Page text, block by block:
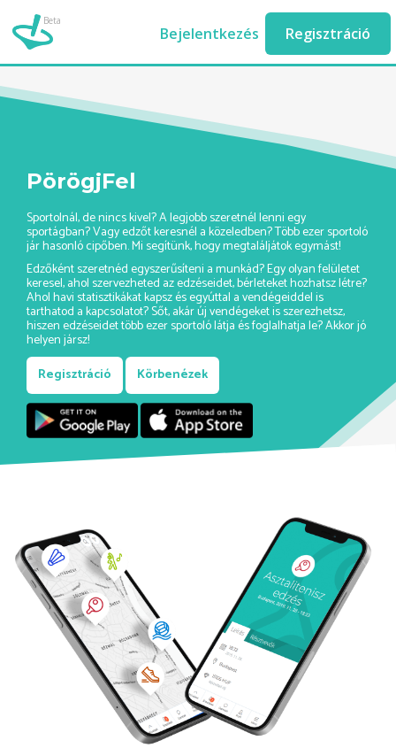
Beta
Bejelentkezés Regisztráció
korcsolya-verseny-
PörögjFel
Sportolnál, de nincs kivel? A legjobb szeretnél lenni egy
sportágban? Vagy edzőt keresnél a közeledben? Több ezer sportoló
jár hasonló cipőben. Mi segítünk, hogy megtaláljátok egymást!
Edzőként szeretnéd egyszerűsíteni a munkád? Egy olyan felületet
keresel, ahol szervezheted az edzéseidet, bérleteket hozhatsz létre?
Ahol havi statisztikákat kapsz és egyúttal a vendégeiddel is
tarthatod a kapcsolatot? Sőt, akár új vendégeket is szerezhetsz,
hiszen edzéseidet több ezer sportoló látja és foglalhatja le? Akkor jó
helyen jársz!
Regisztráció
Körbenézek